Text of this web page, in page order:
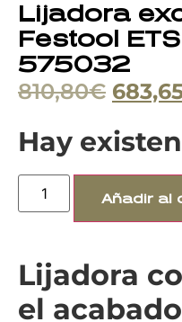
Lijadora
Festool
575032
810,80€
Hay
Añadir al
Lijadora
el